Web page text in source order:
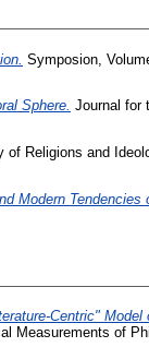
Symposion,
Sphere. Journal for
of Religions and
Modern Tendencies
Centric" Model
Measurements of